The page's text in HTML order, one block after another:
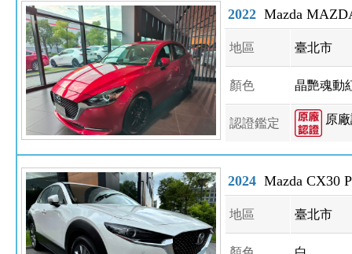
2022 Mazda
地區 臺北市
顏色 晶艷魂動
認證鑑定 原
2024 Mazda CX30
地區 臺北市